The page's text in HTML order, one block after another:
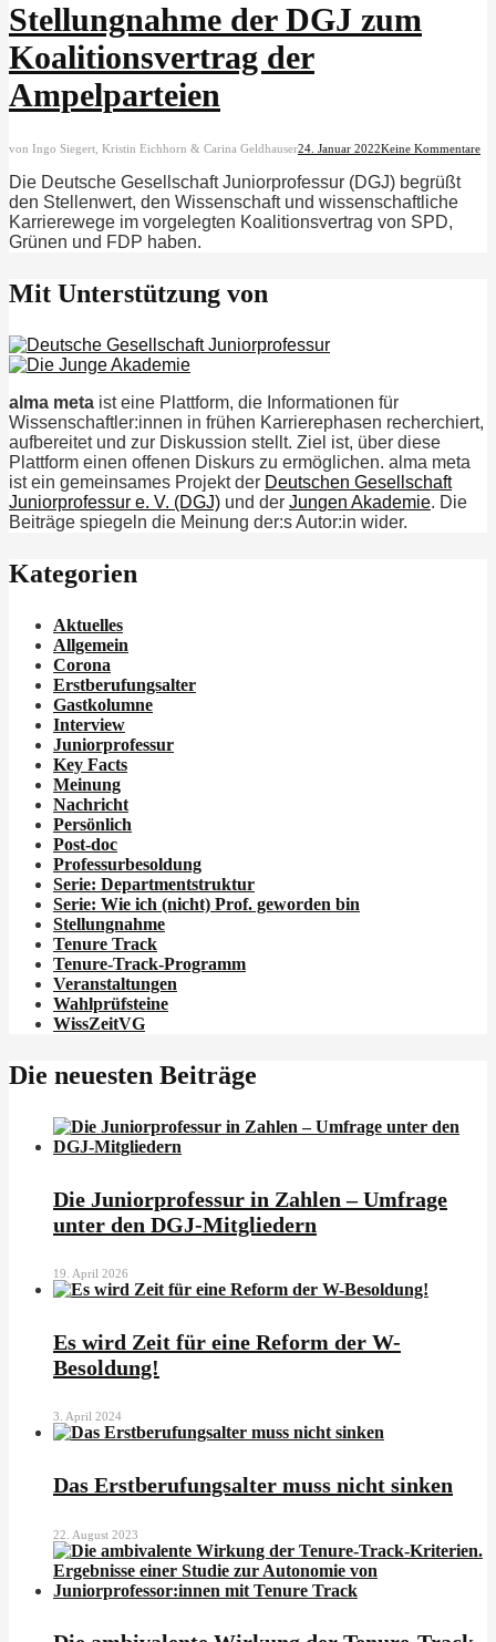
Stellungnahme der DGJ zum
Koalitionsvertrag der
Ampelparteien
von Ingo Siegert, Kristin Eichhorn & Carina Geldhauser24. Januar 2022Keine Kommentare
Die Deutsche Gesellschaft Juniorprofessur (DGJ) begrüßt
den Stellenwert, den Wissenschaft und wissenschaftliche
Karrierewege im vorgelegten Koalitionsvertrag von SPD,
Grünen und FDP haben.
Mit Unterstützung von
alma meta ist eine Plattform, die Informationen für
Wissenschaftler:innen in frühen Karrierephasen recherchiert,
aufbereitet und zur Diskussion stellt. Ziel ist, über diese
Plattform einen offenen Diskurs zu ermöglichen. alma meta
ist ein gemeinsames Projekt der Deutschen Gesellschaft
Juniorprofessur e. V. (DGJ) und der Jungen Akademie. Die
Beiträge spiegeln die Meinung der:s Autor:in wider.
Kategorien
Aktuelles
Allgemein
Corona
Erstberufungsalter
Gastkolumne
Interview
Juniorprofessur
Key Facts
Meinung
Nachricht
Persönlich
Post-doc
Professurbesoldung
Serie: Departmentstruktur
Serie: Wie ich (nicht) Prof. geworden bin
Stellungnahme
Tenure Track
Tenure-Track-Programm
Veranstaltungen
Wahlprüfsteine
WissZeitVG
Die neuesten Beiträge
Die Juniorprofessur in Zahlen – Umfrage
unter den DGJ-Mitgliedern
19. April 2026
Es wird Zeit für eine Reform der W-
Besoldung!
3. April 2024
Das Erstberufungsalter muss nicht sinken
22. August 2023